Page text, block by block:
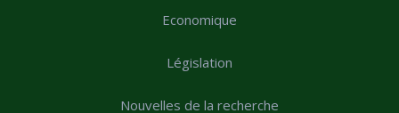
Economique
Législation
Nouvelles de la recherche